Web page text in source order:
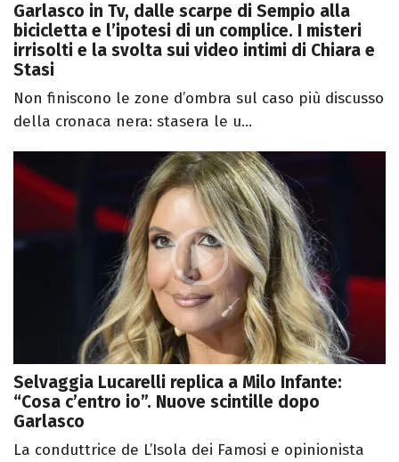
Garlasco in Tv, dalle scarpe di Sempio alla
bicicletta e l’ipotesi di un complice. I misteri
irrisolti e la svolta sui video intimi di Chiara e
Stasi
Non finiscono le zone d’ombra sul caso più discusso
della cronaca nera: stasera le u...
Selvaggia Lucarelli replica a Milo Infante:
“Cosa c’entro io”. Nuove scintille dopo
Garlasco
La conduttrice de L’Isola dei Famosi e opinionista